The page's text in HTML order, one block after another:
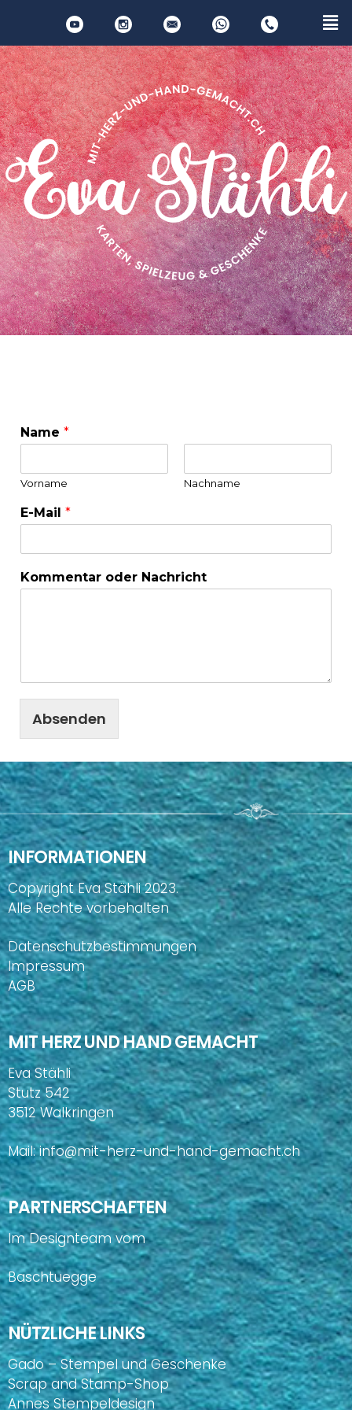
Name*
Vorname Nachname
E-Mail*
Kommentar oder Nachricht
Absenden
INFORMATIONEN
Copyright Eva Stähli 2023.
Alle Rechte vorbehalten
Datenschutzbestimmungen
Impressum
AGB
MIT HERZ UND HAND GEMACHT
Eva Stähli
Stutz 542
3512 Walkringen
Mail:info@mit-herz-und-hand-gemacht.ch
PARTNERSCHAFTEN
Im Designteam vom
Baschtuegge
NÜTZLICHE LINKS
Gado – Stempel und Geschenke
Scrap and Stamp-Shop
Annes Stempeldesign